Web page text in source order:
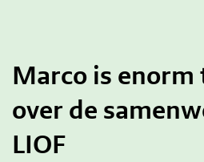
Marco is enorm
over de
LIOF